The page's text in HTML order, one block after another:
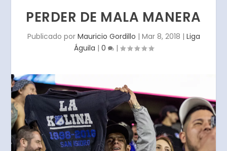
PERDER DE MALA MANERA
Publicado por Mauricio Gordillo | Mar 8, 2018 | Liga
Águila | 0 |